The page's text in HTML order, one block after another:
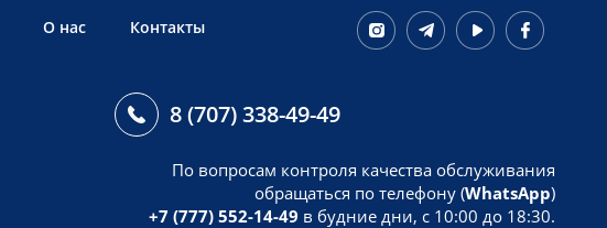
Оман из Алматы
О нас Контакты
8 (707) 338-49-49
По вопросам контроля качества обслуживания
обращаться по телефону (WhatsApp)
+7 (777) 552-14-49 в будние дни, с 10:00 до 18:30.